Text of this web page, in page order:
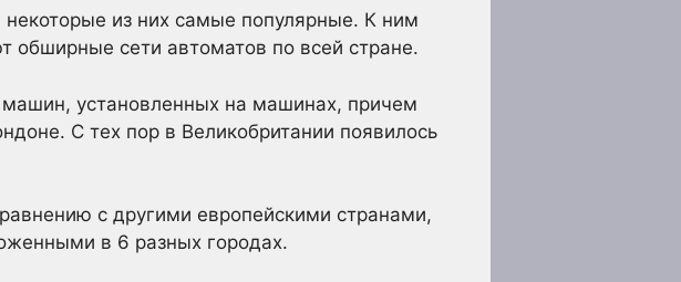
из них самые популярные. К ним
обширные сети автоматов по всей стране.
машин, установленных на машинах, причем
С тех пор в Великобритании появилось
с другими европейскими странами,
в 6 разных городах.